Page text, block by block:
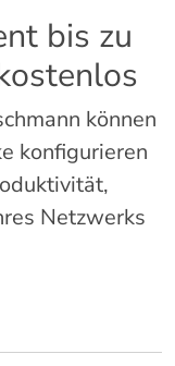
bis zu
können
konfigurieren
Netzwerks